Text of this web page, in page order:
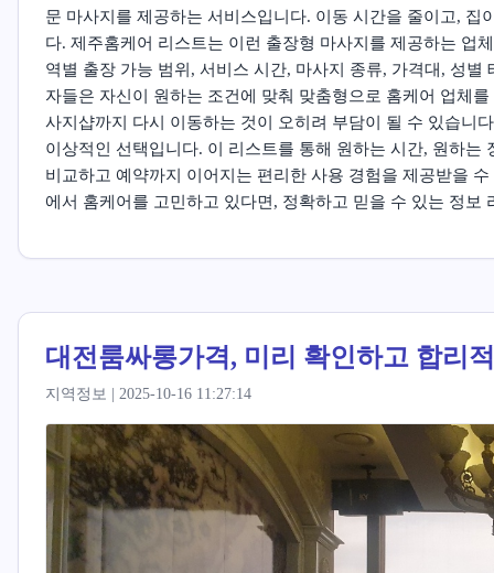
문 마사지를 제공하는 서비스입니다. 이동 시간을 줄이고,
다. 제주홈케어 리스트는 이런 출장형 마사지를 제공하는 업
역별 출장 가능 범위, 서비스 시간, 마사지 종류, 가격대, 성
자들은 자신이 원하는 조건에 맞춰 맞춤형으로 홈케어 업체
사지샵까지 다시 이동하는 것이 오히려 부담이 될 수 있습니
이상적인 선택입니다. 이 리스트를 통해 원하는 시간, 원하
비교하고 예약까지 이어지는 편리한 사용 경험을 제공받을
에서 홈케어를 고민하고 있다면, 정확하고 믿을 수 있는 정보
대전룸싸롱가격, 미리 확인하고 합리
지역정보 | 2025-10-16 11:27:14